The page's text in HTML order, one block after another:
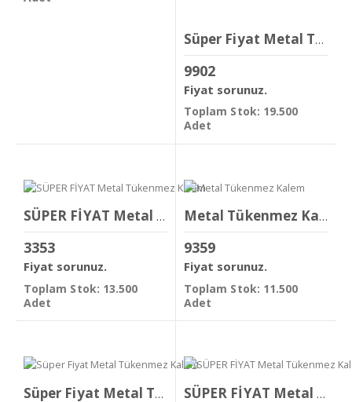
Süper Fiyat Metal Tükenmez Kalem
9902
Fiyat sorunuz.
Toplam Stok: 19.500
Adet
SÜPER FİYAT Metal Tükenmez Kalem
3353
Fiyat sorunuz.
Toplam Stok: 13.500
Adet
Metal Tükenmez Kalem
9359
Fiyat sorunuz.
Toplam Stok: 11.500
Adet
Süper Fiyat Metal Tükenmez Kalem SÜPER FİYAT Metal Tükenmez Kalem